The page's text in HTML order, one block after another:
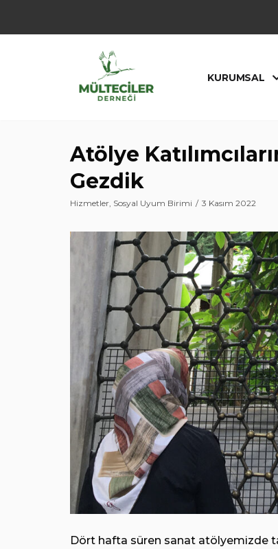
geç
KURUMSAL
Atölye
Gezdik
Hizmetler, Sosyal Uyum Birimi 3 Kasım 2022
Dört hafta süren sanat atölyemizde